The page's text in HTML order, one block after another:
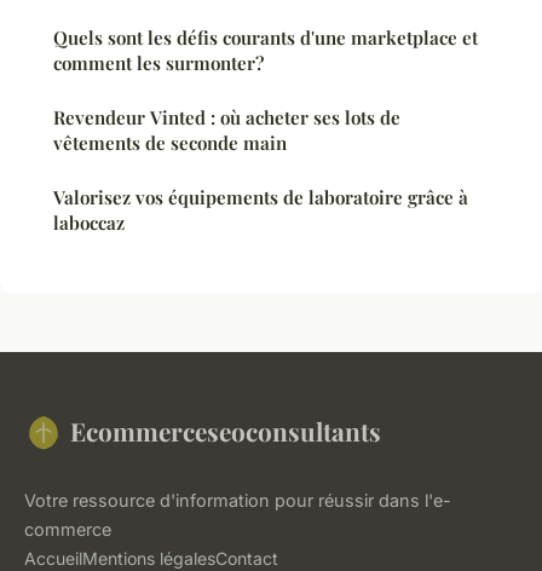
Quels sont les défis courants d'une marketplace et
comment les surmonter?
Revendeur Vinted : où acheter ses lots de
vêtements de seconde main
Valorisez vos équipements de laboratoire grâce à
laboccaz
Ecommerceseoconsultants
Votre ressource d'information pour réussir dans l'e-
commerce
AccueilMentions légalesContact